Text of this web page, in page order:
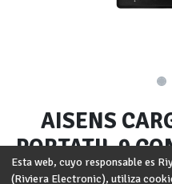
AISENS
PORTATIL 9
Esta web, cuyo responsable es
(Riviera Electronic), utiliza